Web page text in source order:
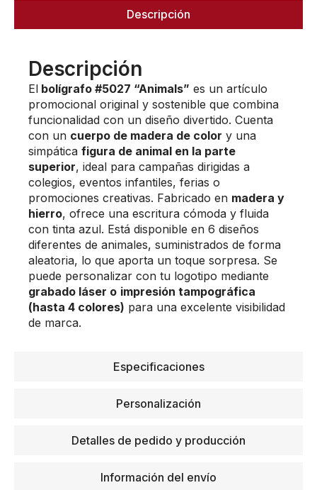
Descripción
Especificaciones
Personalización
Detalles de pedido y producción
Información del envío
Descripción
El bolígrafo #5027 “Animals” es un artículo
promocional original y sostenible que combina
funcionalidad con un diseño divertido. Cuenta
con un cuerpo de madera de color y una
simpática figura de animal en la parte
superior, ideal para campañas dirigidas a
colegios, eventos infantiles, ferias o
promociones creativas. Fabricado en madera y
hierro, ofrece una escritura cómoda y fluida
con tinta azul. Está disponible en 6 diseños
diferentes de animales, suministrados de forma
aleatoria, lo que aporta un toque sorpresa. Se
puede personalizar con tu logotipo mediante
grabado láser o impresión tampográfica
(hasta 4 colores) para una excelente visibilidad
de marca.